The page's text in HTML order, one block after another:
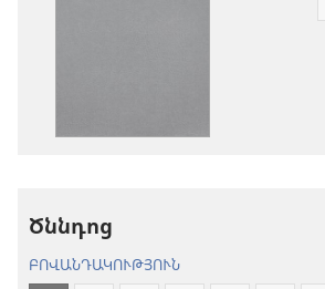
Ծննդոց
ԲՈՎԱՆԴԱԿՈՒԹՅՈՒՆ